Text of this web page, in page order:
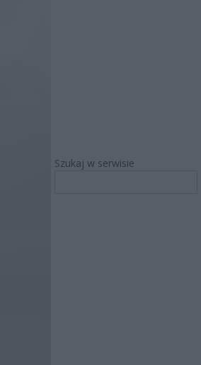
Szukaj w serwisie